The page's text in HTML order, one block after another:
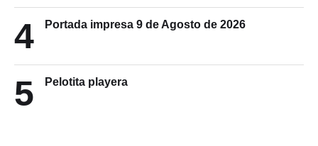
4 Portada impresa 9 de Agosto de 2026
5 Pelotita playera